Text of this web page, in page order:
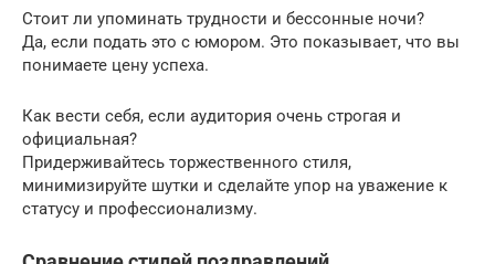
Стоит ли упоминать трудности и бессонные ночи?
Да, если подать это с юмором. Это показывает, что вы
понимаете цену успеха.
Как вести себя, если аудитория очень строгая и
официальная?
Придерживайтесь торжественного стиля,
минимизируйте шутки и сделайте упор на уважение к
статусу и профессионализму.